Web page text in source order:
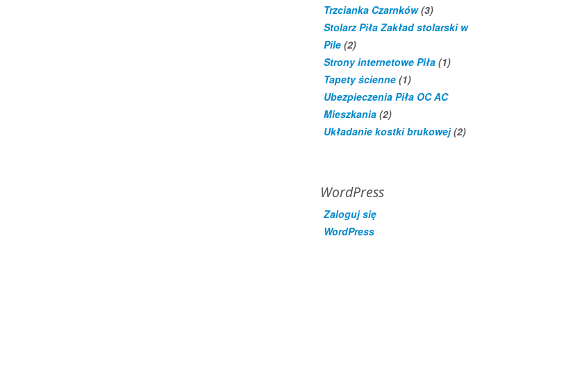
Trzcianka Czarnków(3)
Stolarz Piła Zakład stolarski w
Pile (2)
Strony internetowe Piła (1)
Tapety ścienne (1)
Ubezpieczenia Piła OC AC
Mieszkania (2)
Układanie kostki brukowej(2)
WordPress
Zaloguj się
WordPress